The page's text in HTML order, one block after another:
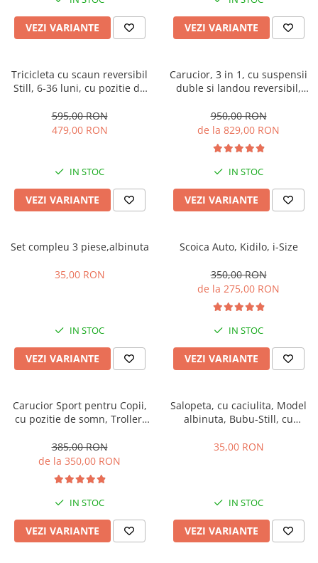
Bluze, pieptarase, mentite
Ciorapi
Pantaloni de exterior
Bluze si pulovere
Hainute bumbac organic
Bluze, pieptarase, mentite
Pantaloni de exterior
Bluze si pulovere
Babetele
Cos depozitare jucarii
Jocuri educative si de societate
Mingii
Jucarii gonflabile
Jucarii de nisip
Trotinete si biciclete
Carucioare papusi
Incaltaminte de panza
VEZI VARIANTE VEZI VARIANTE
Tricicleta cu scaun reversibil
Still, 6-36 luni, cu pozitie de
cu lumini si muzica, SL07
595,00 RON
479,00 RON
IN STOC
VEZI VARIANTE
Carucior, 3 in 1, cu suspensii
duble si landou reversibil,
luni - 3 ani, Original L-Sun
950,00 RON
de la 829,00 RON
IN STOC
VEZI VARIANTE
Set compleu 3 piese,albinuta
35,00 RON
IN STOC
VEZI VARIANTE
Scoica Auto, Kidilo, i-Size
350,00 RON
de la 275,00 RON
IN STOC
VEZI VARIANTE
Carucior Sport pentru Copii,
cu pozitie de somn, Troller,
Tehnologia inovatoare One-
Hand Folding
385,00 RON
de la 350,00 RON
IN STOC
VEZI VARIANTE
Salopeta, cu caciulita, Model
albinuta, Bubu-Still, cu
35,00 RON
IN STOC
VEZI VARIANTE